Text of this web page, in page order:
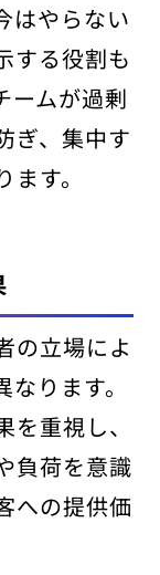
はやらない
する役割も
ームが過剰
ぎ、集中す
す。
の立場によ
ります。
重視し、
負荷を意識
への提供価